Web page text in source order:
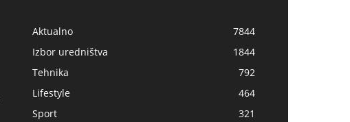
Aktualno
7844
Izbor uredništva
1844
Tehnika
792
Lifestyle
464
Sport
321